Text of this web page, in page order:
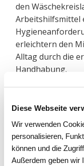
Diese Webseite
Wir verwenden
personalisieren,
können und die
Außerdem geben wir
den
Arbeitshilfsmittel
erleichtern den
Alltag durch die
Handhabung.
LINKS
Übersicht
Intralogistik